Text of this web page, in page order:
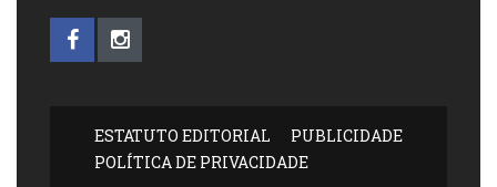
ESTATUTO EDITORIAL
PUBLICIDADE
POLÍTICA DE PRIVACIDADE